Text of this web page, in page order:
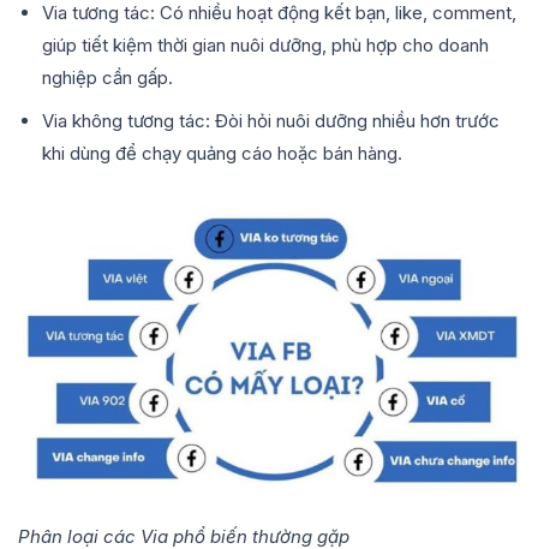
Via tương tác: Có nhiều hoạt động kết bạn, like, comment,
giúp tiết kiệm thời gian nuôi dưỡng, phù hợp cho doanh
nghiệp cần gấp.
Via không tương tác: Đòi hỏi nuôi dưỡng nhiều hơn trước
khi dùng để chạy quảng cáo hoặc bán hàng.
Phân loại các Via phổ biến thường gặp